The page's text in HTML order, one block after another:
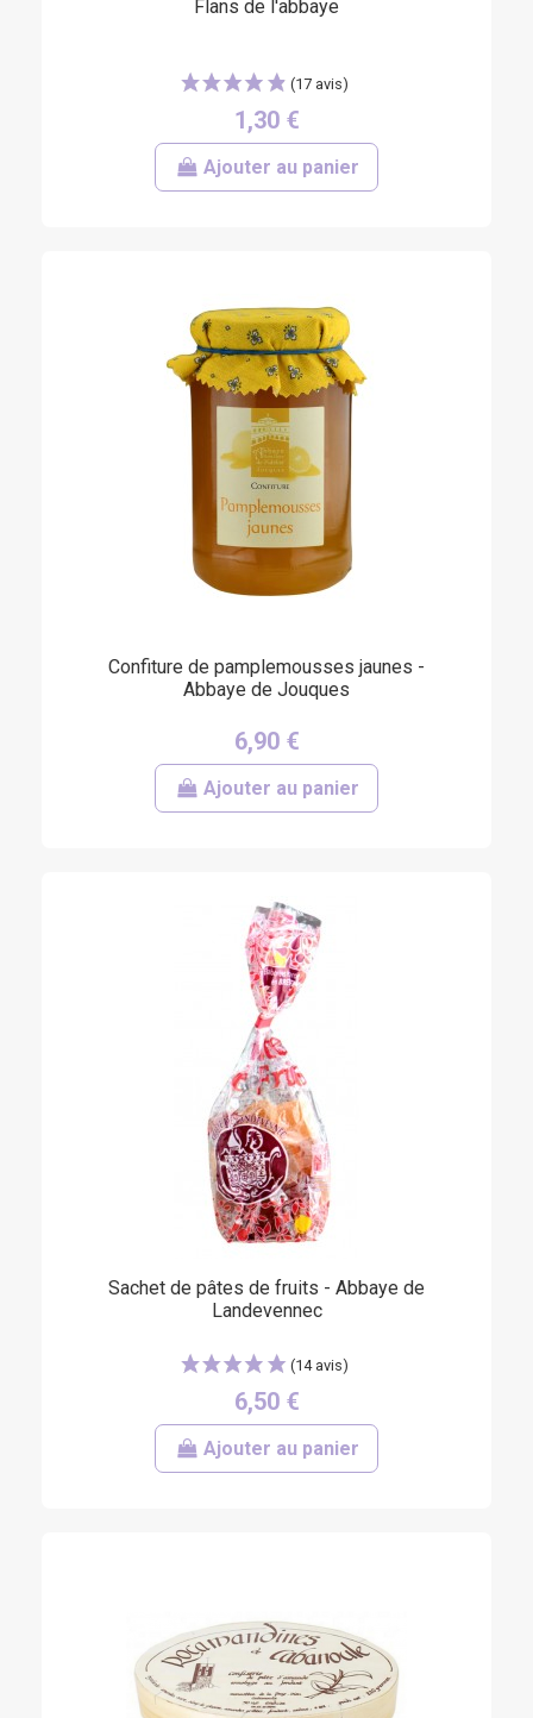
Flans de l'abbaye
1,30 €
Ajouter au panier
Confiture de pamplemousses jaunes -
Abbaye de Jouques
6,90 €
Ajouter au panier
Sachet de pâtes de fruits - Abbaye de
Landevennec
6,50 €
Ajouter au panier